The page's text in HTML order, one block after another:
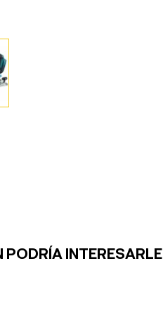
PODRÍA INTERESARLE